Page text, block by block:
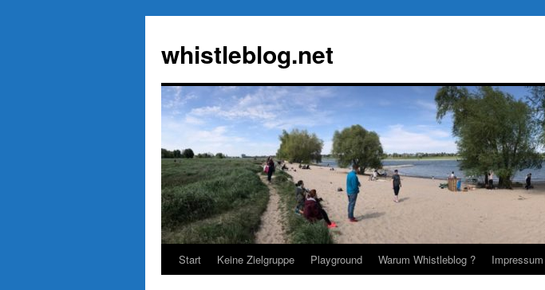
springen
whistleblog.net
Start Keine Zielgruppe Playground Warum Whistleblog ? Impressum